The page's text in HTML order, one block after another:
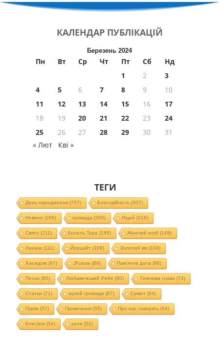
КАЛЕНДАР ПУБЛІКАЦІЙ
Березень 2024
Пн Вт Ср Чт Пт Сб
Нд
1
2
3
4
5 6 7 8 9
10
11
12 13 14 15 16
17
18
19 20 21 22 23
24
25
26 27 28 29 30
31
« Лют
Кві »
ТЕГИ
День народження(707) Благодійність(307)
Новини (299) громада (265) Ліцей (216)
Свято (211) Колель Тора (188) Жіночий клуб (149)
Ханука (111) Йорцайт (108) Золотий вік(104)
Хасидізм (97) JFuture (88) Пам'ятна дата (88)
Песах(85) Любавичський Ребе (80) Тижнева глава (74)
Статьи (71) музей громади (67) Суккот (64)
Пурім (57) Привітання(55) Про нас говорять(54)
EnerJew(54) хали (52)